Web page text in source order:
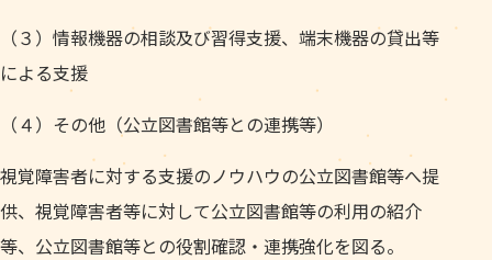
（３）情報機器の相談及び習得支援、端末機器の貸出等
による支援
（４）その他（公立図書館等との連携等）
視覚障害者に対する支援のノウハウの公立図書館等へ提
供、視覚障害者等に対して公立図書館等の利用の紹介
等、公立図書館等との役割確認・連携強化を図る。